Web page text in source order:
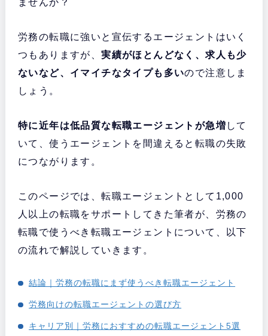
労務の転職に強いと宣伝するエージェントはいく
つもありますが、実績がほとんどなく、求人も少
ないなど、イマイチなタイプも多いので注意しま
しょう。
特に近年は低品質な転職エージェントが急増 して
いて、使うエージェントを間違えると転職の失敗
につながります。
このページでは、転職エージェントとして1,000
人以上の転職をサポートしてきた筆者が、労務の
転職で使うべき転職エージェントについて、以下
の流れで解説していきます。
結論｜労務の転職にまず使うべき転職エージェント
労務向けの転職エージェントの選び方
キャリア別｜労務におすすめの転職エージェント5選